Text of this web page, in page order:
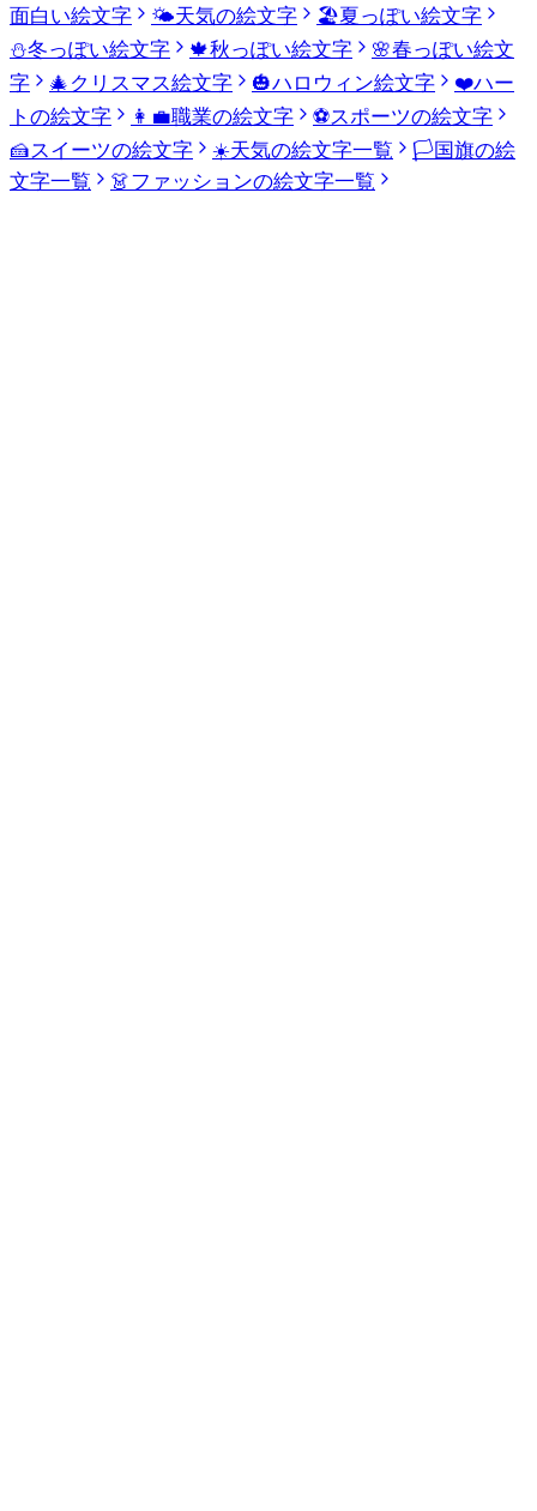
面白い絵文字
🌤️天気の絵文字 🏖️夏っぽい絵文字
⛄冬っぽい絵文字 🍁秋っぽい絵文字 🌸春っぽい絵文
字
🎄 クリスマス絵文字 🎃ハロウィン絵文字 ❤️ハー
トの絵文字
👩‍💼職業の絵文字 ⚽スポーツの絵文字
🍰スイーツの絵文字 ☀️天気の絵文字一覧 🏳️国旗の絵
文字一覧
👗ファッションの絵文字一覧